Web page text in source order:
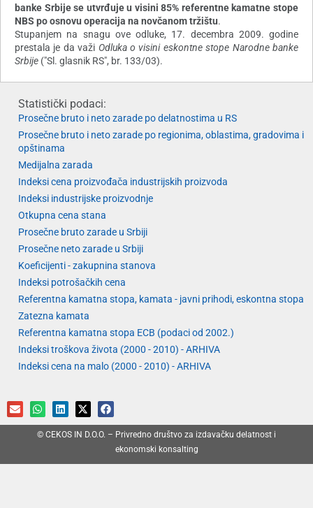
banke Srbije se utvrđuje u visini 85% referentne kamatne stope
NBS po osnovu operacija na novčanom tržištu.
Stupanjem na snagu ove odluke, 17. decembra 2009. godine
prestala je da važi Odluka o visini eskontne stope Narodne banke
Srbije ("Sl. glasnik RS", br. 133/03).
Statistički podaci:
Prosečne bruto i neto zarade po delatnostima u RS
Prosečne bruto i neto zarade po regionima, oblastima, gradovima i
opštinama
Medijalna zarada
Indeksi cena proizvođača industrijskih proizvoda
Indeksi industrijske proizvodnje
Otkupna cena stana
Prosečne bruto zarade u Srbiji
Prosečne neto zarade u Srbiji
Koeficijenti - zakupnina stanova
Indeksi potrošačkih cena
Referentna kamatna stopa, kamata - javni prihodi, eskontna stopa
Zatezna kamata
Referentna kamatna stopa ECB (podaci od 2002.)
Indeksi troškova života (2000 - 2010) - ARHIVA
Indeksi cena na malo (2000 - 2010) - ARHIVA
© CEKOS IN D.O.O. – Privredno društvo za izdavačku delatnost i
ekonomski konsalting